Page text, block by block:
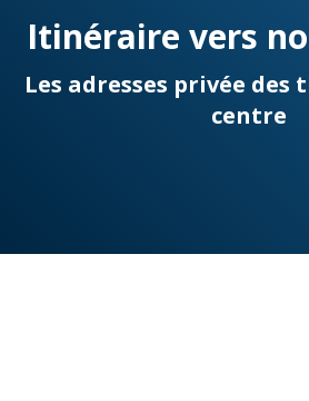
Itinéraire vers
Les adresses privée des
centre
You are here: